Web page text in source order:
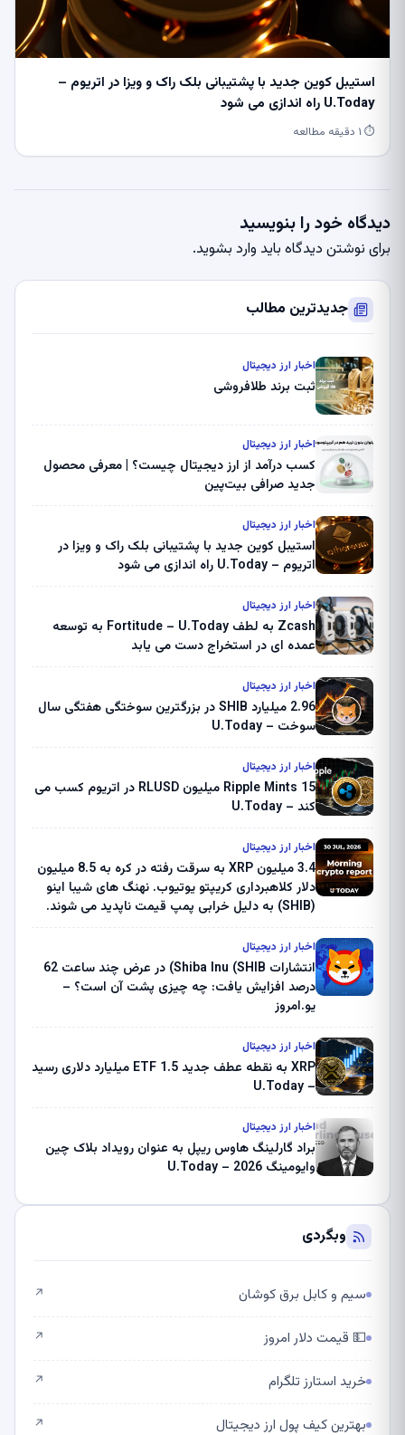
استیبل کوین جدید با پشتیبانی بلک راک و ویزا در اتریوم –
U.Today راه اندازی می شود
⏱ ۱ دقیقه مطالعه
دیدگاه خود را بنویسید
برای نوشتن دیدگاه باید وارد بشوید.
جدیدترین مطالب
اخبار ارز دیجیتال
ثبت برند طلافروشی
اخبار ارز دیجیتال
کسب درآمد از ارز دیجیتال چیست؟ | معرفی محصول
جدید صرافی بیت‌پین
اخبار ارز دیجیتال
استیبل کوین جدید با پشتیبانی بلک راک و ویزا در
اتریوم – U.Today راه اندازی می شود
اخبار ارز دیجیتال
Zcash به لطف Fortitude – U.Today به توسعه
عمده ای در استخراج دست می یابد
اخبار ارز دیجیتال
2.96 میلیارد SHIB در بزرگترین سوختگی هفتگی سال
سوخت – U.Today
اخبار ارز دیجیتال
Ripple Mints 15 میلیون RLUSD در اتریوم کسب می
کند – U.Today
اخبار ارز دیجیتال
3.4 میلیون XRP به سرقت رفته در کره به 8.5 میلیون
دلار کلاهبرداری کریپتو یوتیوب. نهنگ های شیبا اینو
(SHIB) به دلیل خرابی پمپ قیمت ناپدید می شوند.
ثبت کرد – گزارش کریپتو صبح – U.Today
اخبار ارز دیجیتال
انتشارات Shiba Inu (SHIB) در عرض چند ساعت 62
درصد افزایش یافت: چه چیزی پشت آن است؟ –
یو.امروز
اخبار ارز دیجیتال
XRP به نقطه عطف جدید ETF 1.5 میلیارد دلاری رسید
– U.Today
اخبار ارز دیجیتال
براد گارلینگ هاوس ریپل به عنوان رویداد بلاک چین
وایومینگ 2026 – U.Today
وبگردی
سیم و کابل برق کوشان ↗
💵 قیمت دلار امروز ↗
خرید استارز تلگرام ↗
بهترین کیف پول ارز دیجیتال ↗